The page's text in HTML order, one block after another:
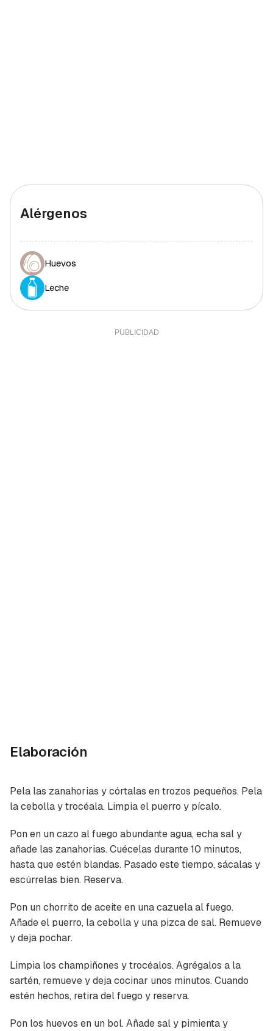
Alérgenos
Huevos
Leche
Elaboración
Pela las zanahorias y córtalas en trozos pequeños. Pela
la cebolla y trocéala. Limpia el puerro y pícalo.
Pon en un cazo al fuego abundante agua, echa sal y
añade las zanahorias. Cuécelas durante 10 minutos,
hasta que estén blandas. Pasado este tiempo, sácalas y
escúrrelas bien. Reserva.
Pon un chorrito de aceite en una cazuela al fuego.
Añade el puerro, la cebolla y una pizca de sal. Remueve
y deja pochar.
Limpia los champiñones y trocéalos. Agrégalos a la
sartén, remueve y deja cocinar unos minutos. Cuando
estén hechos, retira del fuego y reserva.
Pon los huevos en un bol. Añade sal y pimienta y